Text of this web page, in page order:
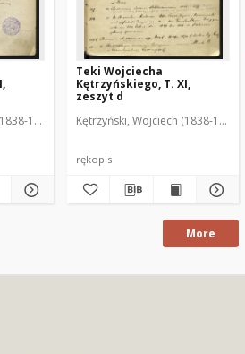
1918)
Teki Wojciecha
Kętrzyńskiego, T. XI,
zeszyt d
Kętrzyński, Wojciech (1838-1918)
rękopis
More